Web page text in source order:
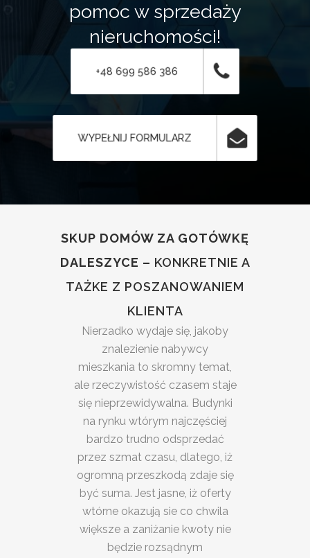
pomoc w sprzedaży
nieruchomości!
+48 699 586 386
WYPEŁNIJ FORMULARZ
SKUP DOMÓW ZA GOTÓWKĘ
DALESZYCE – KONKRETNIE A
TAŻKE Z POSZANOWANIEM
KLIENTA
Nierzadko wydaje się, jakoby
znalezienie nabywcy
mieszkania to skromny temat,
ale rzeczywistość czasem staje
się nieprzewidywalna. Budynki
na rynku wtórym najczęściej
bardzo trudno odsprzedać
przez szmat czasu, dlatego, iż
ogromną przeszkodą zdaje się
być suma. Jest jasne, iż oferty
wtórne okazują sie co chwila
większe a zaniżanie kwoty nie
będzie rozsądnym